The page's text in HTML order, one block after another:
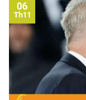
06
Th11